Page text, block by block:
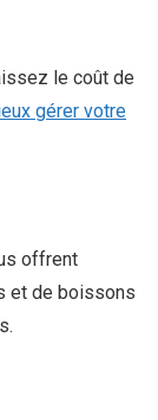
le coût de
gérer votre
offrent
et de boissons